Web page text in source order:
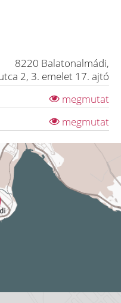
8220 Balatonalmádi,
2, 3. emelet 17. ajtó
megmutat
megmutat